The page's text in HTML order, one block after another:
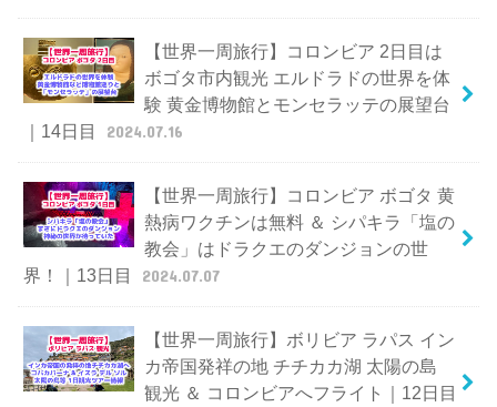
【世界一周旅行】コロンビア 2日目は
ボゴタ市内観光 エルドラドの世界を体
験 黄金博物館とモンセラッテの展望台
｜14日目
2024.07.16
【世界一周旅行】コロンビア ボゴタ 黄
熱病ワクチンは無料 ＆ シパキラ「塩の
教会」はドラクエのダンジョンの世
界！｜13日目
2024.07.07
【世界一周旅行】ボリビア ラパス イン
カ帝国発祥の地 チチカカ湖 太陽の島
観光 ＆ コロンビアへフライト｜12日目